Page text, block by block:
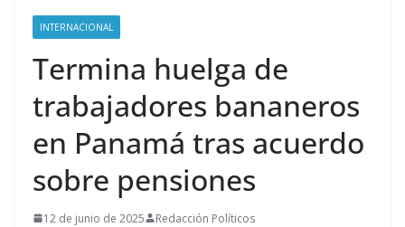
INTERNACIONAL
Termina huelga de
trabajadores bananeros
en Panamá tras acuerdo
sobre pensiones
12 de junio de 2025 Redacción Políticos